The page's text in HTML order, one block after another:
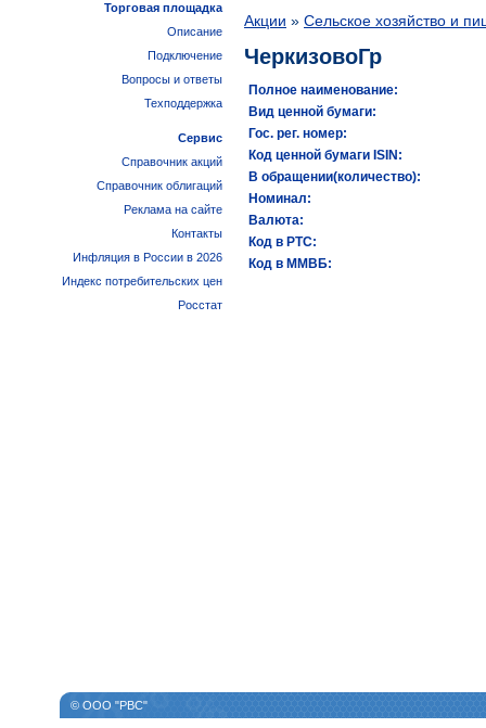
Акции » Сельское хозяйство и
ЧеркизовоГр
Полное наименование:
Вид ценной бумаги:
Гос. рег. номер:
Код ценной бумаги ISIN:
В обращении(количество):
Номинал:
Валюта:
Код в РТС:
Код в ММВБ:
Торговая площадка
Описание
Подключение
Вопросы и ответы
Техподдержка
Сервис
Справочник акций
Справочник облигаций
Реклама на сайте
Контакты
Инфляция в России в 2026
Индекс потребительских цен
Росстат
© ООО "РВС"